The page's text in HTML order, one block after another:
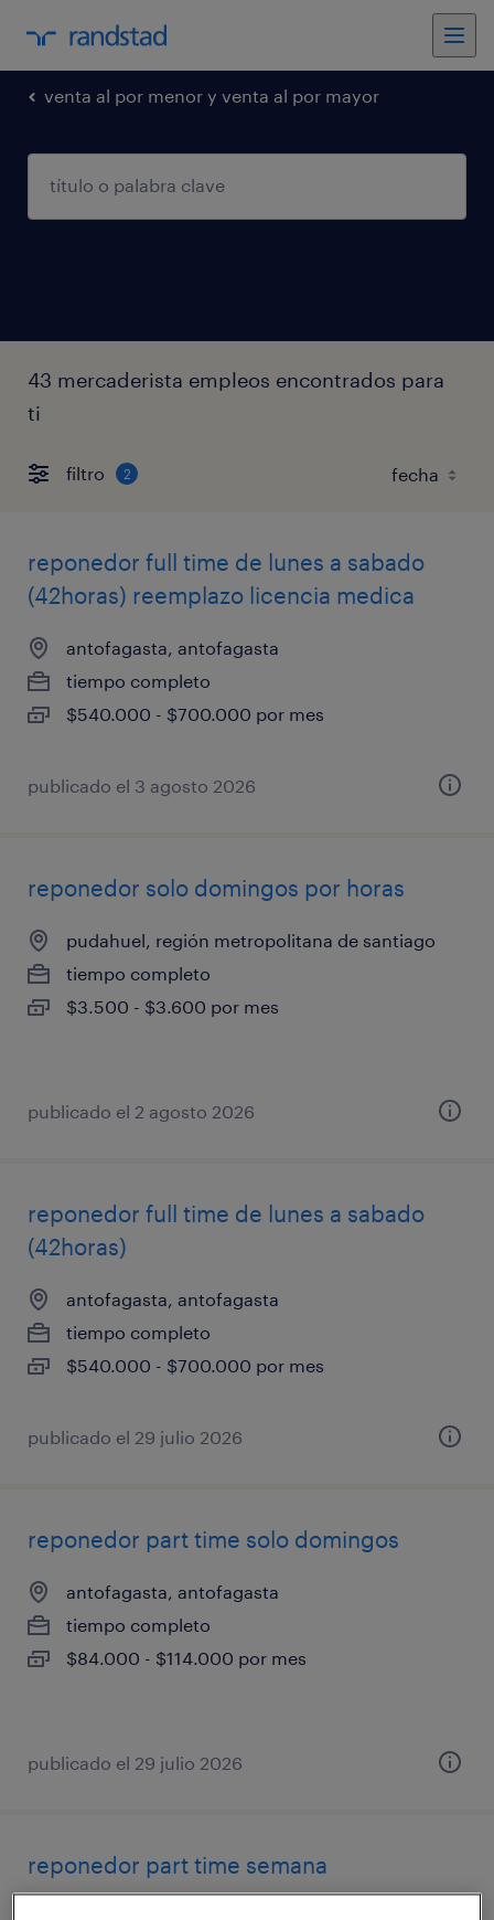
venta al por menor y venta al por mayor
43 mercaderista empleos encontrados para
ti
filtro 2
reponedor full time de lunes a sabado
(42horas) reemplazo licencia medica
antofagasta, antofagasta
tiempo completo
$540.000 - $700.000 por mes
publicado el 3 agosto 2026
reponedor solo domingos por horas
pudahuel, región metropolitana de santiago
tiempo completo
$3.500 - $3.600 por mes
publicado el 2 agosto 2026
reponedor full time de lunes a sabado
(42horas)
antofagasta, antofagasta
tiempo completo
$540.000 - $700.000 por mes
publicado el 29 julio 2026
reponedor part time solo domingos
antofagasta, antofagasta
tiempo completo
$84.000 - $114.000 por mes
publicado el 29 julio 2026
reponedor part time semana